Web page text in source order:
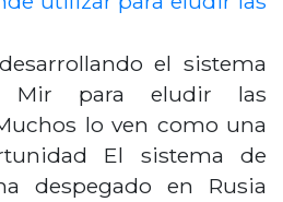
el sistema
Mir para eludir las
lo ven como una
El sistema de
despegado en Rusia